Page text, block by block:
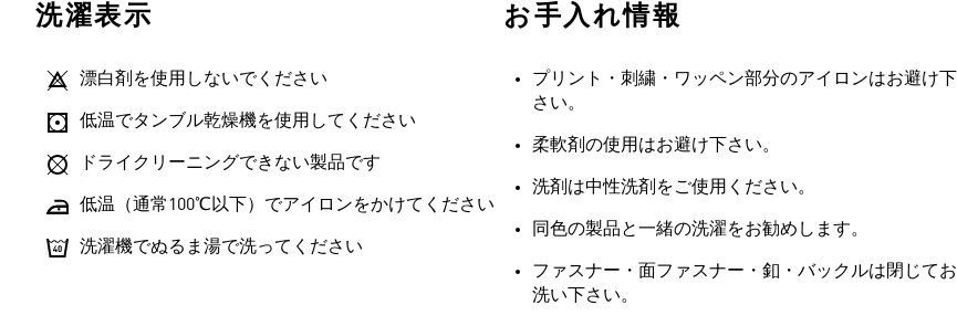
洗濯表示
漂白剤を使用しないでください
低温でタンブル乾燥機を使用してください
ドライクリーニングできない製品です
低温（通常100℃以下）でアイロンをかけてください
洗濯機でぬるま湯で洗ってください
お手入れ情報
プリント・刺繍・ワッペン部分のアイロンはお避け下
さい。
柔軟剤の使用はお避け下さい。
洗剤は中性洗剤をご使用ください。
同色の製品と一緒の洗濯をお勧めします。
ファスナー・面ファスナー・釦・バックルは閉じてお
洗い下さい。